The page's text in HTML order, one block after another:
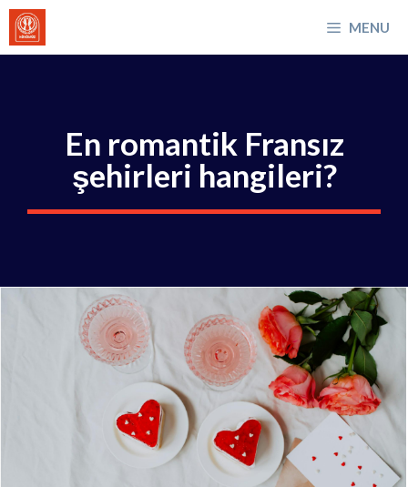
İçeriğe
atla
MENU
En romantik Fransız
şehirleri hangileri?